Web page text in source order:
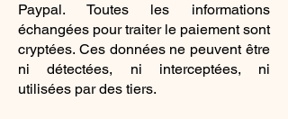
Paypal. Toutes les informations
échangées pour traiter le paiement sont
cryptées. Ces données ne peuvent être
ni détectées, ni interceptées, ni
utilisées par des tiers.